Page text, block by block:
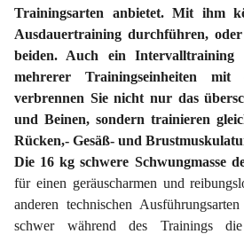
Trainingsarten anbietet. Mit ihm
Ausdauertraining durchführen,
beiden. Auch ein
mehrerer Trainingseinheiten mit
verbrennen Sie nicht nur das
und Beinen, sondern trainieren
Rücken,- Gesäß- und
Die 16 kg schwere Schwungmasse
für einen geräuscharmen und
anderen technischen
schwer während des Trainings die